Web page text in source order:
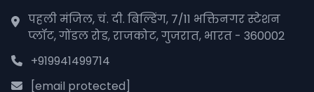
पहली मंजिल, चं. दी. बिल्डिंग, 7/11 भक्तिनगर स्टेशन
प्लॉट, गोंडल रोड, राजकोट, गुजरात, भारत - 360002
+919941499714
[email protected]